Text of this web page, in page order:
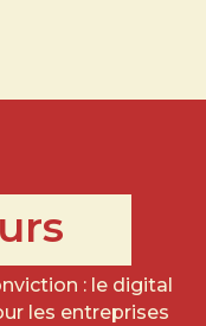
: le digital
les entreprises